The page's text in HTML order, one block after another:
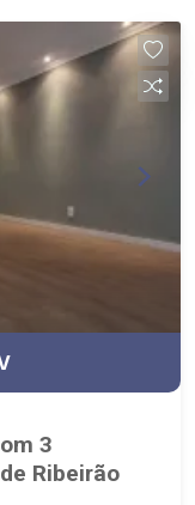
3
Ribeirão